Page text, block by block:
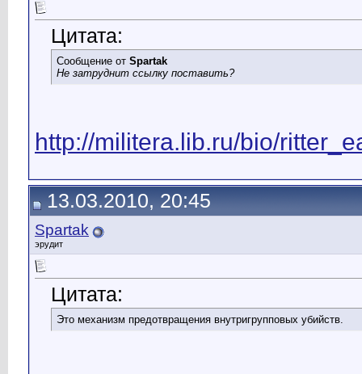
Цитата:
Сообщение от Spartak
Не затруднит ссылку поставить?
http://militera.lib.ru/bio/
13.03.2010, 20:45
Spartak
эрудит
Цитата:
Это механизм предотвращения внутригрупповых убийств.